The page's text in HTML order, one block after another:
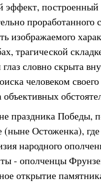
эффект, построенный
проработанного
изображаемого
трагической
словно скрыта
человеком
праздника
(ныне Остоженка),
народного
- ополченцы
открытие